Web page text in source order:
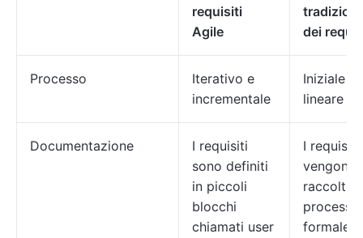
requisiti
Agile
dei
Processo
Iterativo e
incrementale
Iniziale e
lineare
Documentazione
I requisiti
sono definiti
in piccoli
blocchi
chiamati user
I requisiti
vengono
raccolti
processo
formale e